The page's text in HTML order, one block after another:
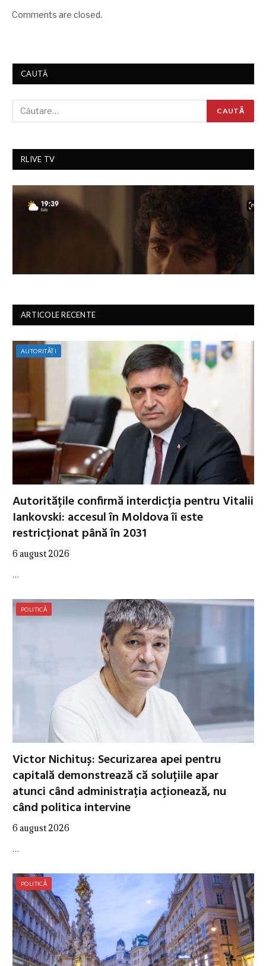
Comments are closed.
CAUTĂ
RLIVE TV
ARTICOLE RECENTE
AUTORITĂȚI
Autoritățile confirmă interdicția pentru Vitalii
Iankovski: accesul în Moldova îi este
restricționat până în 2031
6 august 2026
…
POLITICĂ
Victor Nichituș: Securizarea apei pentru
capitală demonstrează că soluțiile apar
atunci când administrația acționează, nu
când politica intervine
6 august 2026
…
POLITICĂ